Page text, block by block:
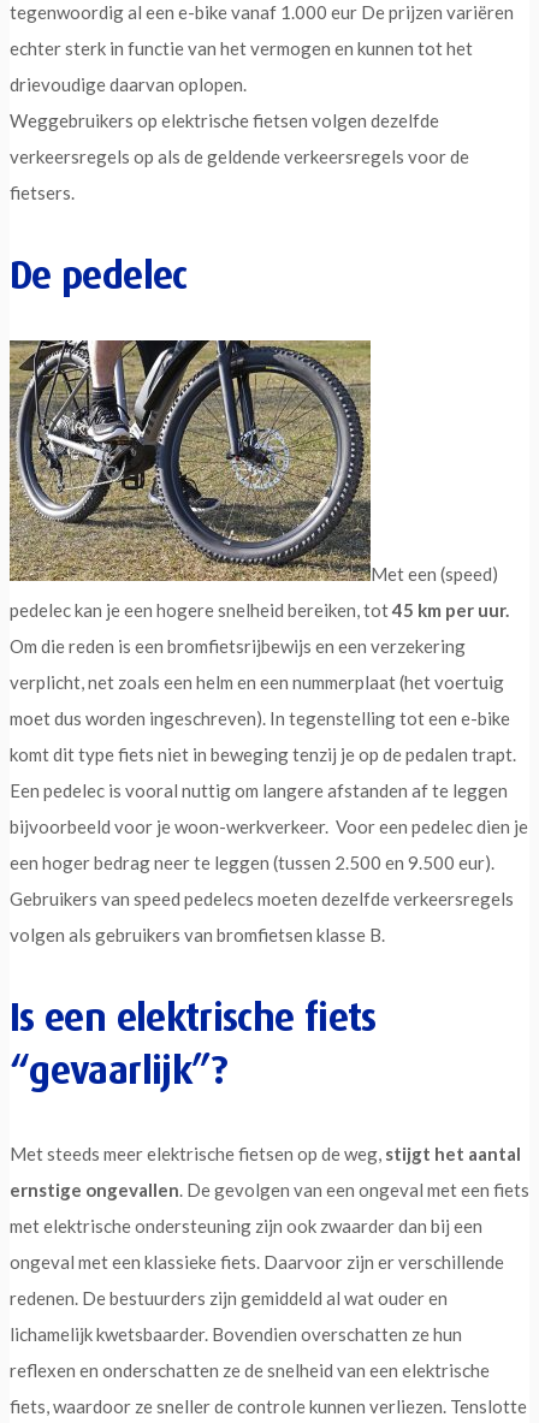
tegenwoordig al een e-bike vanaf 1.000 eur De prijzen variëren
echter sterk in functie van het vermogen en kunnen tot het
drievoudige daarvan oplopen.
Weggebruikers op elektrische fietsen volgen dezelfde
verkeersregels op als de geldende verkeersregels voor de
fietsers.
De pedelec
Met een (speed)
pedelec kan je een hogere snelheid bereiken, tot45 km per uur.
Om die reden is een bromfietsrijbewijs en een verzekering
verplicht, net zoals een helm en een nummerplaat (het voertuig
moet dus worden ingeschreven). In tegenstelling tot een e-bike
komt dit type fiets niet in beweging tenzij je op de pedalen trapt.
Een pedelec is vooral nuttig om langere afstanden af te leggen
bijvoorbeeld voor je woon-werkverkeer. Voor een pedelec dien je
een hoger bedrag neer te leggen (tussen 2.500 en 9.500 eur).
Gebruikers van speed pedelecs moeten dezelfde verkeersregels
volgen als gebruikers van bromfietsen klasse B.
Is een elektrische fiets
“gevaarlijk”?
Met steeds meer elektrische fietsen op de weg, stijgt het aantal
ernstige ongevallen. De gevolgen van een ongeval met een fiets
met elektrische ondersteuning zijn ook zwaarder dan bij een
ongeval met een klassieke fiets. Daarvoor zijn er verschillende
redenen. De bestuurders zijn gemiddeld al wat ouder en
lichamelijk kwetsbaarder. Bovendien overschatten ze hun
reflexen en onderschatten ze de snelheid van een elektrische
fiets, waardoor ze sneller de controle kunnen verliezen. Tenslotte